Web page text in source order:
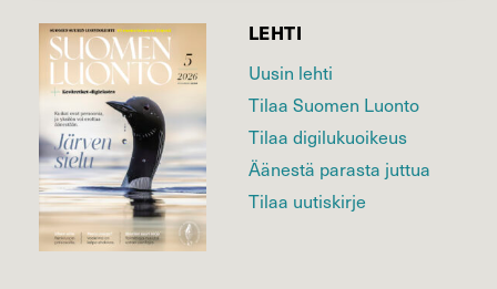
LEHTI
Uusin lehti
Tilaa Suomen Luonto
Tilaa digilukuoikeus
Äänestä parasta juttua
Tilaa uutiskirje